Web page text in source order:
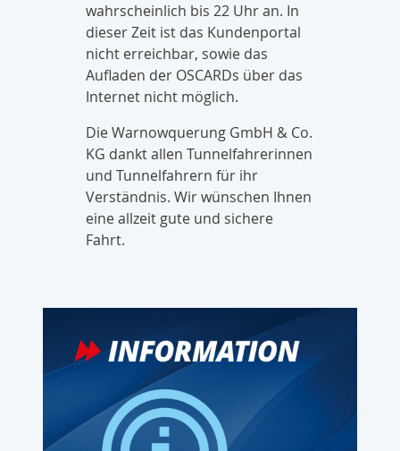
wahrscheinlich bis 22 Uhr an. In
dieser Zeit ist das Kundenportal
nicht erreichbar, sowie das
Aufladen der OSCARDs über das
Internet nicht möglich.
Die Warnowquerung GmbH & Co.
KG dankt allen Tunnelfahrerinnen
und Tunnelfahrern für ihr
Verständnis. Wir wünschen Ihnen
eine allzeit gute und sichere
Fahrt.